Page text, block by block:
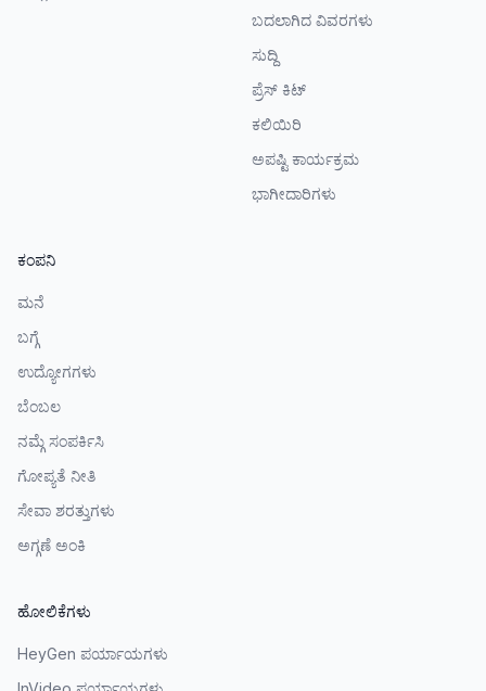
ಬದಲಾಗಿದ ವಿವರಗಳು
ಸುದ್ದಿ
ಪ್ರೆಸ್ ಕಿಟ್
ಕಲಿಯಿರಿ
ಅಪಷ್ಟಿ ಕಾರ್ಯಕ್ರಮ
ಭಾಗೀದಾರಿಗಳು
ಕಂಪನಿ
ಮನೆ
ಬಗ್ಗೆ
ಉದ್ಯೋಗಗಳು
ಬೆಂಬಲ
ನಮ್ಗೆ ಸಂಪರ್ಕಿಸಿ
ಗೋಪ್ಯತೆ ನೀತಿ
ಸೇವಾ ಶರತ್ತುಗಳು
ಅಗ್ಗಣೆ ಅಂಕಿ
ಹೋಲಿಕೆಗಳು
HeyGen ಪರ್ಯಾಯಗಳು